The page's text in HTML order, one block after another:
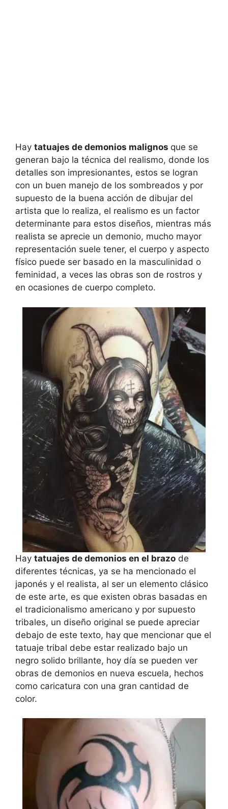
Hay tatuajes de demonios malignos que se
generan bajo la técnica del realismo, donde los
detalles son impresionantes, estos se logran
con un buen manejo de los sombreados y por
supuesto de la buena acción de dibujar del
artista que lo realiza, el realismo es un factor
determinante para estos diseños, mientras más
realista se aprecie un demonio, mucho mayor
representación suele tener, el cuerpo y aspecto
físico puede ser basado en la masculinidad o
feminidad, a veces las obras son de rostros y
en ocasiones de cuerpo completo.
Hay tatuajes de demonios en el brazo de
diferentes técnicas, ya se ha mencionado el
japonés y el realista, al ser un elemento clásico
de este arte, es que existen obras basadas en
el tradicionalismo americano y por supuesto
tribales, un diseño original se puede apreciar
debajo de este texto, hay que mencionar que el
tatuaje tribal debe estar realizado bajo un
negro solido brillante, hoy día se pueden ver
obras de demonios en nueva escuela, hechos
como caricatura con una gran cantidad de
color.